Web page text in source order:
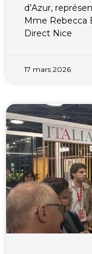
d’Azur,
Mme Rebecca
Direct Nice
17 mars 2026